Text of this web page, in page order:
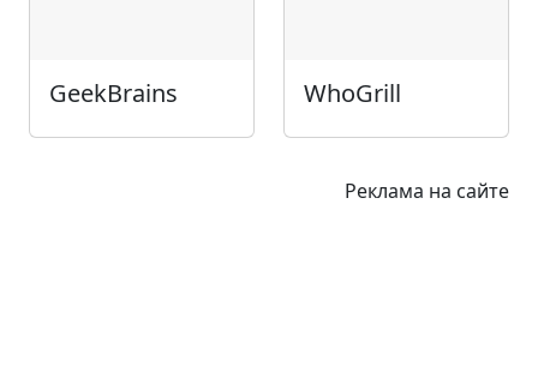
GeekBrains WhoGrill
Реклама на сайте